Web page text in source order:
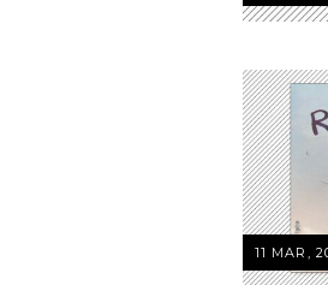
11 MAR,